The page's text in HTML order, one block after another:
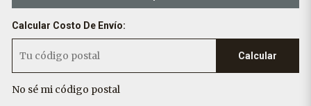
Calcular Costo De Envío:
Calcular
No sé mi código postal